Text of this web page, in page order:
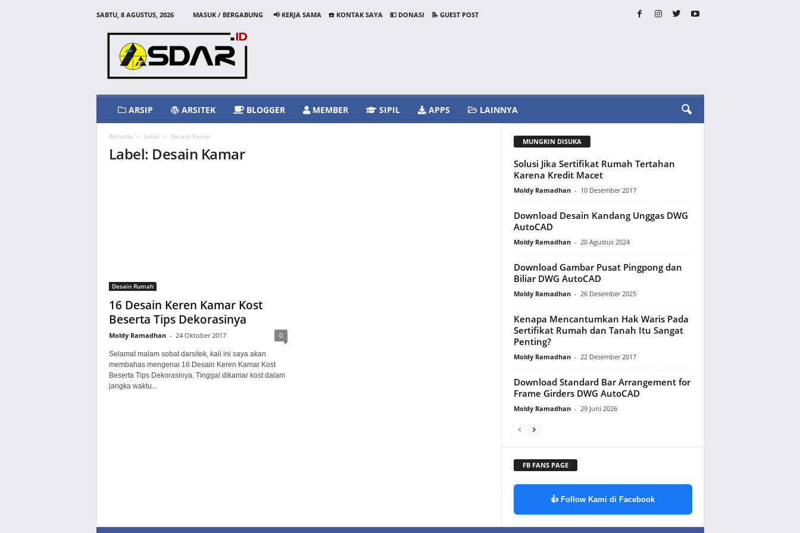
SABTU, 8 AGUSTUS, 2026 MASUK / BERGABUNG 📢 KERJA SAMA ☎️ KONTAK SAYA 💵 DONASI
📝 GUEST POST
ARSIP ARSITEK BLOGGER MEMBER SIPIL APPS LAINNYA
Beranda Label Desain Kamar
Label: Desain Kamar
Desain Rumah
16 Desain Keren Kamar Kost
Beserta Tips Dekorasinya
Moldy Ramadhan - 24 Oktober 2017 0
Selamat malam sobat darsitek, kali ini saya akan
membahas mengenai 16 Desain Keren Kamar Kost
Beserta Tips Dekorasinya. Tinggal dikamar kost dalam
jangka waktu...
MUNGKIN DISUKA
Solusi Jika Sertifikat Rumah Tertahan
Karena Kredit Macet
Moldy Ramadhan - 10 Desember 2017
Download Desain Kandang Unggas DWG
AutoCAD
Moldy Ramadhan - 20 Agustus 2024
Download Gambar Pusat Pingpong dan
Biliar DWG AutoCAD
Moldy Ramadhan - 26 Desember 2025
Kenapa Mencantumkan Hak Waris Pada
Sertifikat Rumah dan Tanah Itu Sangat
Penting?
Moldy Ramadhan - 22 Desember 2017
Download Standard Bar Arrangement for
Frame Girders DWG AutoCAD
Moldy Ramadhan - 29 Juni 2026
FB FANS PAGE
👍 Follow Kami di Facebook